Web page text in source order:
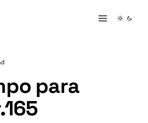
para